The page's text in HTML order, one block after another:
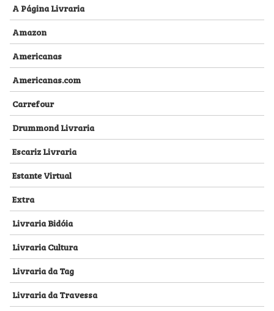
A Página Livraria
Amazon
Americanas
Americanas.com
Carrefour
Drummond Livraria
Escariz Livraria
Estante Virtual
Extra
Livraria Bidóia
Livraria Cultura
Livraria da Tag
Livraria da Travessa